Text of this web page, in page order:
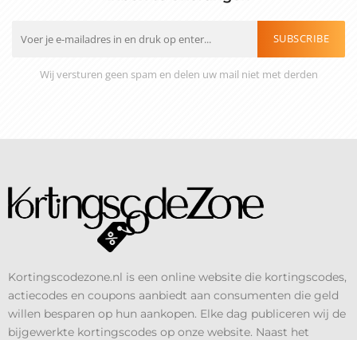
SUBSCRIBE
Wij versturen geen spam en delen uw mail niet met derden
Kortingscodezone.nl is een online website die kortingscodes,
actiecodes en coupons aanbiedt aan consumenten die geld
willen besparen op hun aankopen. Elke dag publiceren wij de
bijgewerkte kortingscodes op onze website. Naast het